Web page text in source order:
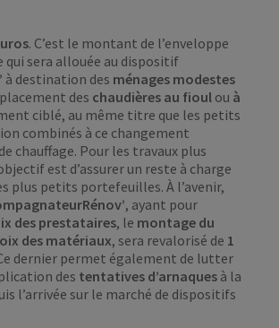
. C’est le montant de l’enveloppe
sera allouée au dispositif
à destination des ménages modestes
des chaudières au fioul ou à
ciblé, au même titre que les petits
combinés à ce changement
chauffage. Pour les travaux plus
est d’assurer un reste à charge
plus petits portefeuilles. À l’avenir,
, ayant pour
des prestataires, le montage du
des matériaux, sera revalorisé de 1
dernier permet également de lutter
des tentatives d’arnaques à la
l’arrivée sur le marché de dispositifs